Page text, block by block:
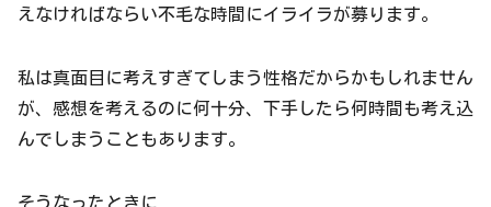
えなければならい不毛な時間にイライラが募ります。
私は真面目に考えすぎてしまう性格だからかもしれません
が、感想を考えるのに何十分、下手したら何時間も考え込
んでしまうこともあります。
そうなったときに